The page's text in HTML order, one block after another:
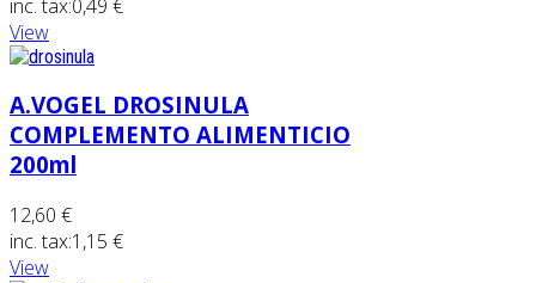
inc. tax:0,49 €
View
A.VOGEL DROSINULA
COMPLEMENTO ALIMENTICIO
200ml
12,60 €
inc. tax:1,15 €
View